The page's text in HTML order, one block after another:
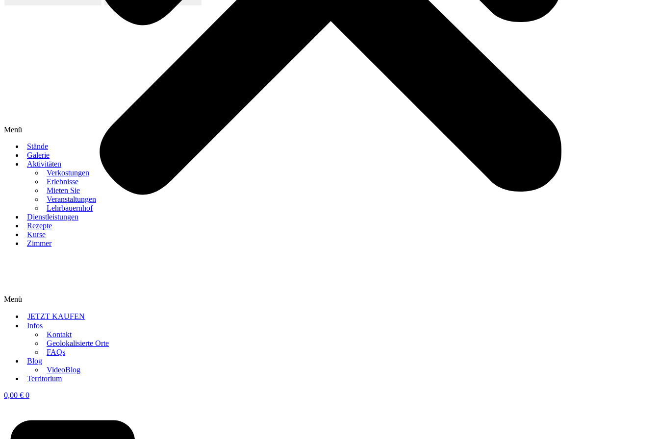
Menü
Stände
Galerie
Aktivitäten
Verkostungen
Erlebnisse
Mieten Sie
Veranstaltungen
Lehrbauernhof
Dienstleistungen
Rezepte
Kurse
Zimmer
Menü
JETZT KAUFEN
Infos
Kontakt
Geolokalisierte Orte
FAQs
Blog
VideoBlog
Territorium
0,00 € 0